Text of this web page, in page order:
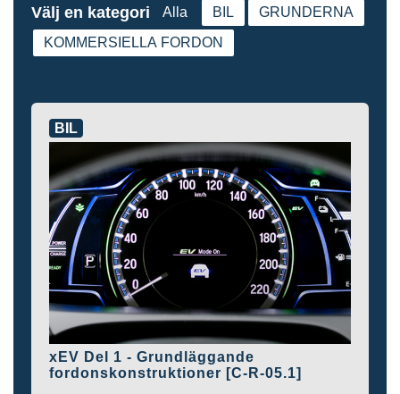
Välj en kategori Alla BIL
GRUNDERNA
KOMMERSIELLA FORDON
BIL
xEV Del 1 - Grundläggande
fordonskonstruktioner [C-R-05.1]